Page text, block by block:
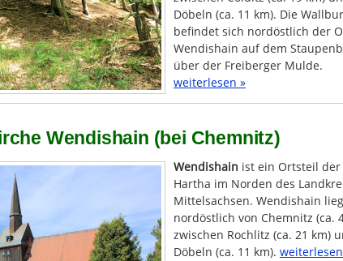
Döbeln (ca. 11 km). Die
befindet sich nordöstlich der
Wendishain auf dem
über der Freiberger Mulde.
weiterlesen »
Wendishain (bei Chemnitz)
Wendishain ist ein Ortsteil der
Hartha im Norden des
Mittelsachsen. Wendishain
nordöstlich von Chemnitz (ca.
zwischen Rochlitz (ca. 21 km)
Döbeln (ca. 11 km).